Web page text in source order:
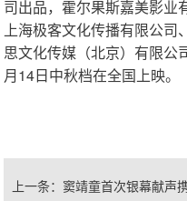
司出品，霍尔果斯嘉美影业
上海极客文化传播有限公司
思文化传媒（北京）有限公
月14日中秋档在全国上映。
上一条： 窦靖童首次银幕献声